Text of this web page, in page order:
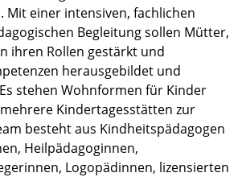
Mit einer intensiven, fachlichen
Begleitung sollen Mütter,
ihren Rollen gestärkt und
herausgebildet und
stehen Wohnformen für Kinder
Kindertagesstätten zur
besteht aus Kindheitspädagogen
Heilpädagoginnen,
Logopädinnen, lizensierten